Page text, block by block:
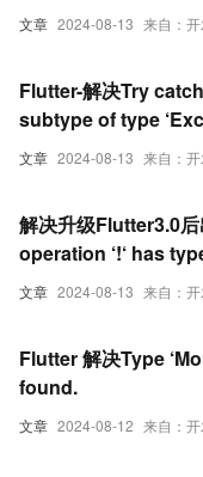
文章 2024-08-13 来自：
文章 2024-08-13 来自：
Flutter-解决Try
subtype of type
文章 2024-08-13 来自：
解决升级Flutter3.0
operation ‘!‘ has
null
文章 2024-08-12 来自：
Flutter 解决Type
found.